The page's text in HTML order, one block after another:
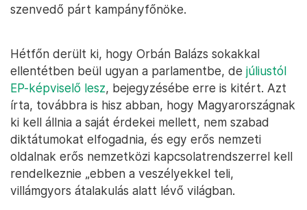
szenvedő párt kampányfőnöke.
Hétfőn derült ki, hogy Orbán Balázs sokakkal
ellentétben beül ugyan a parlamentbe, de júliustól
EP-képviselő lesz, bejegyzésébe erre is kitért. Azt
írta, továbbra is hisz abban, hogy Magyarországnak
ki kell állnia a saját érdekei mellett, nem szabad
diktátumokat elfogadnia, és egy erős nemzeti
oldalnak erős nemzetközi kapcsolatrendszerrel kell
rendelkeznie „ebben a veszélyekkel teli,
villámgyors átalakulás alatt lévő világban.